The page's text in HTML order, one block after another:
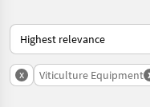
This is how sorting works
x Viticulture Equipment